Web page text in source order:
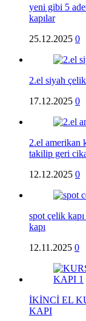
yeni gibi 5
kapılar
25.12.2025 0
2.el siyah çelik
17.12.2025 0
2.el amerikan
takilip geri
12.12.2025 0
spot çelik
kapı
12.11.2025 0
İKİNCİ EL
KAPI